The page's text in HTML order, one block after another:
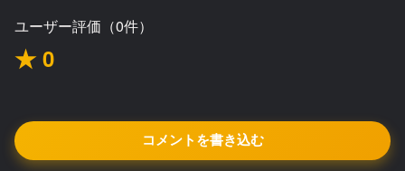
ユーザー評価（0件）
★ 0
コメントを書き込む